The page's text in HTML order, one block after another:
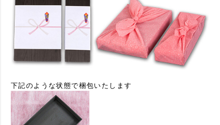
下記のような状態で梱包いたします